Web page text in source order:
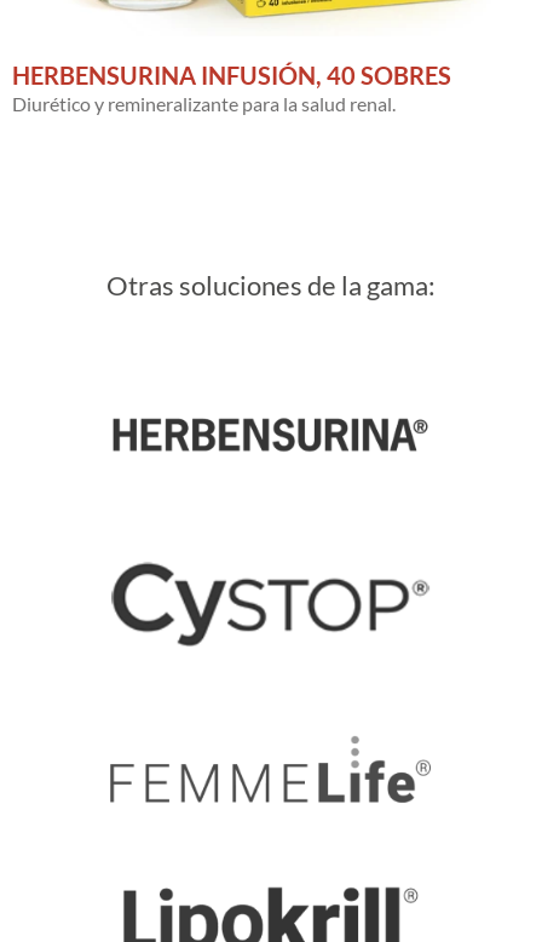
HERBENSURINA INFUSIÓN, 40 SOBRES
Diurético y remineralizante para la salud renal.
Otras soluciones de la gama: